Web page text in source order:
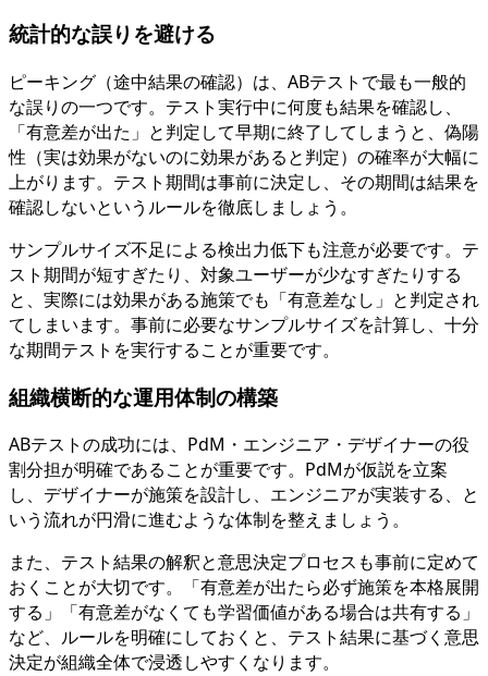
統計的な誤りを避ける
ピーキング（途中結果の確認）は、ABテストで最も一般的
な誤りの一つです。テスト実行中に何度も結果を確認し、
「有意差が出た」と判定して早期に終了してしまうと、偽陽
性（実は効果がないのに効果があると判定）の確率が大幅に
上がります。テスト期間は事前に決定し、その期間は結果を
確認しないというルールを徹底しましょう。
サンプルサイズ不足による検出力低下も注意が必要です。テ
スト期間が短すぎたり、対象ユーザーが少なすぎたりする
と、実際には効果がある施策でも「有意差なし」と判定され
てしまいます。事前に必要なサンプルサイズを計算し、十分
な期間テストを実行することが重要です。
組織横断的な運用体制の構築
ABテストの成功には、PdM・エンジニア・デザイナーの役
割分担が明確であることが重要です。PdMが仮説を立案
し、デザイナーが施策を設計し、エンジニアが実装する、と
いう流れが円滑に進むような体制を整えましょう。
また、テスト結果の解釈と意思決定プロセスも事前に定めて
おくことが大切です。「有意差が出たら必ず施策を本格展開
する」「有意差がなくても学習価値がある場合は共有する」
など、ルールを明確にしておくと、テスト結果に基づく意思
決定が組織全体で浸透しやすくなります。